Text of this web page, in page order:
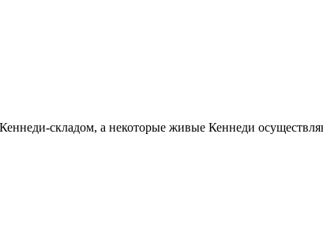
складом, а некоторые живые Кеннеди